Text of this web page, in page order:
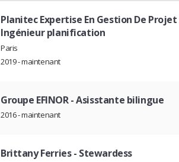
Planitec Expertise En Gestion De Projet
Ingénieur planification
Paris
2019 - maintenant
Groupe EFINOR- Asisstante bilingue
2016 - maintenant
Brittany Ferries- Stewardess